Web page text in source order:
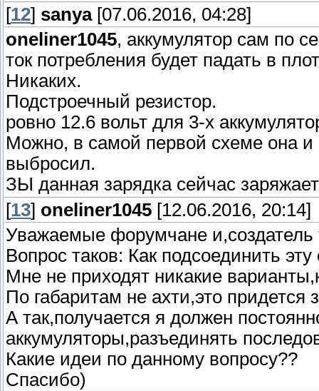
[12] sanya[07.06.2016, 04:28]
oneliner1045, аккумулятор сам по
ток потребления будет падать в
Никаких.
Подстроечный резистор.
ровно 12.6 вольт для 3-х
Можно, в самой первой схеме она
выбросил.
ЗЫ данная зарядка сейчас
[13] oneliner1045 [12.06.2016, 20:14]
Уважаемые форумчане
Вопрос таков: Как подсоединить
Мне не приходят никакие
По габаритам не ахти,это придется
А так,получается я должен
аккумуляторы,разъединять
Какие идеи по данному вопросу??
Спасибо)